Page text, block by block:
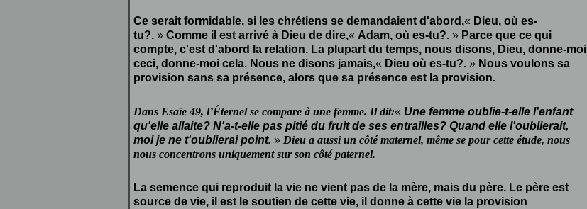
Ce serait formidable, si les chrétiens se demandaient d'abord,« Dieu, où es-
tu?. » Comme il est arrivé à Dieu de dire,« Adam, où es-tu?. » Parce que ce qui
compte, c'est d'abord la relation. La plupart du temps, nous disons, Dieu, donne-moi
ceci, donne-moi cela. Nous ne disons jamais,« Dieu où es-tu?. » Nous voulons sa
provision sans sa présence, alors que sa présence est la provision.
Dans Esaïe 49, l’Éternel se compare à une femme. Il dit:« Une femme oublie-t-elle l'enfant
qu'elle allaite? N'a-t-elle pas pitié du fruit de ses entrailles? Quand elle l'oublierait,
moi je ne t'oublierai point. » Dieu a aussi un côté maternel, même se pour cette étude, nous
nous concentrons uniquement sur son côté paternel.
La semence qui reproduit la vie ne vient pas de la mère, mais du père. Le père est
source de vie, il est le soutien de cette vie, il donne à cette vie la provision